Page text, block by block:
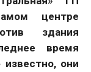
центре
здания
время
они